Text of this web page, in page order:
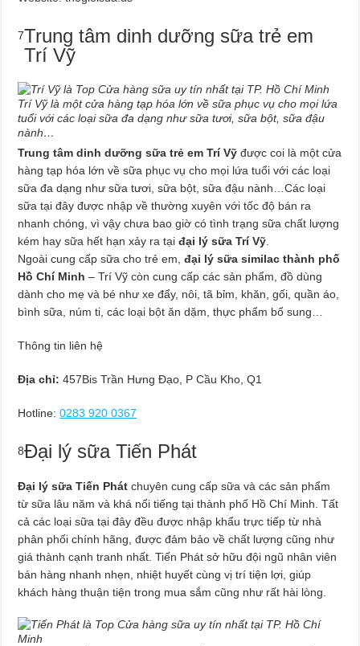
7Trung tâm dinh dưỡng sữa trẻ em
Trí Vỹ
Trí Vỹ là một cửa hàng tạp hóa lớn về sữa phục vụ cho mọi lứa
tuổi với các loại sữa đa dạng như sữa tươi, sữa bột, sữa đậu
nành…
Trung tâm dinh dưỡng sữa trẻ em Trí Vỹ được coi là một cửa
hàng tạp hóa lớn về sữa phục vụ cho mọi lứa tuổi với các loại
sữa đa dạng như sữa tươi, sữa bột, sữa đậu nành…Các loại
sữa tại đây được nhập về thường xuyên với tốc độ bán ra
nhanh chóng, vì vậy chưa bao giờ có tình trạng sữa chất lượng
kém hay sữa hết hạn xảy ra tạiđại lý sữa Trí Vỹ.
Ngoài cung cấp sữa cho trẻ em,đại lý sữa similac thành phố
Hồ Chí Minh – Trí Vỹ còn cung cấp các sản phẩm, đồ dùng
dành cho mẹ và bé như xe đẩy, nôi, tã bỉm, khăn, gối, quần áo,
bình sữa, núm ti, các loại bột ăn dặm, thực phẩm bổ sung…
Thông tin liên hệ
Địa chỉ: 457Bis Trần Hưng Đạo, P Cầu Kho, Q1
Hotline: 0283 920 0367
8Đại lý sữa Tiến Phát
Đại lý sữa Tiến Phát chuyên cung cấp sữa và các sản phẩm
từ sữa lâu năm và khá nổi tiếng tại thành phố Hồ Chí Minh. Tất
cả các loại sữa tại đây đều được nhập khẩu trực tiếp từ nhà
phân phối chính hãng, được đảm bảo về chất lượng cũng như
giá thành cạnh tranh nhất. Tiến Phát sở hữu đội ngũ nhân viên
bán hàng nhanh nhẹn, nhiệt huyết cùng vị trí tiện lợi, giúp
khách hàng thuận tiện trong mua sắm cũng như rất hài lòng.